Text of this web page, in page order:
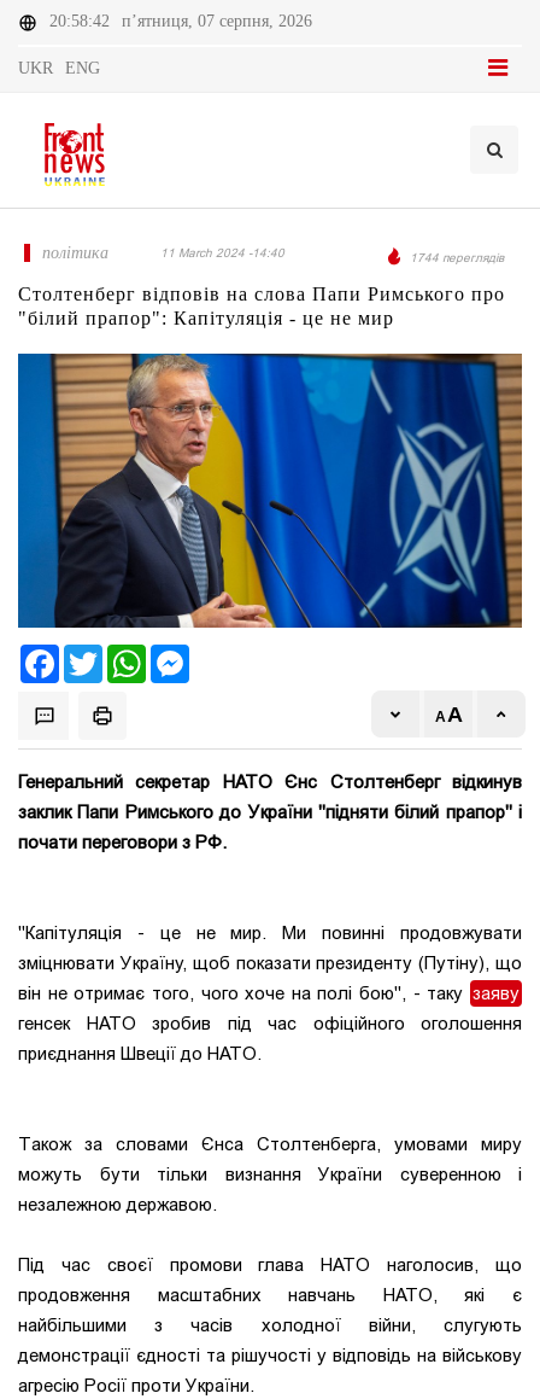
20:58:42 п’ятниця, 07 серпня, 2026
UKR ENG
політика 11 March 2024 -14:40 1744 переглядів
Столтенберг відповів на слова Папи Римського про
"білий прапор": Капітуляція - це не мир
FacebookTwitter WhatsApp
Генеральний секретар НАТО Єнс Столтенберг відкинув
заклик Папи Римського до України "підняти білий прапор" і
почати переговори з РФ.
"Капітуляція - це не мир. Ми повинні продовжувати
зміцнювати Україну, щоб показати президенту (Путіну), що
він не отримає того, чого хоче на полі бою", - таку заяву
генсек НАТО зробив під час офіційного оголошення
приєднання Швеції до НАТО.
Також за словами Єнса Столтенберга, умовами миру
можуть бути тільки визнання України суверенною і
незалежною державою.
Під час своєї промови глава НАТО наголосив, що
продовження масштабних навчань НАТО, які є
найбільшими з часів холодної війни, слугують
демонстрації єдності та рішучості у відповідь на військову
агресію Росії проти України.